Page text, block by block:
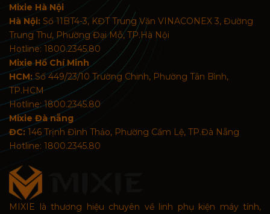
Mixie Hà Nội
Hà Nội: Số 11BT4-3, KĐT Trung Văn VINACONEX 3, Đường
Trung Thư, Phường Đại Mỗ, TP.Hà Nội
Hotline: 1800.2345.80
Mixie Hồ Chí Minh
HCM:Số 449/23/10 Trường Chinh, Phường Tân Bình,
TP.HCM
Hotline: 1800.2345.80
Mixie Đà nẵng
ĐC: 146 Trịnh Đình Thảo, Phường Cẩm Lệ, TP.Đà Nẵng
Hotline: 1800.2345.80
MIXIE là thương hiệu chuyên về linh phụ kiện máy tính,